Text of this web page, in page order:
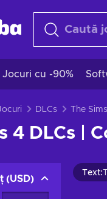
Jocuri cu -90%
DLCs The
4 DLCs |
(USD)
Text: